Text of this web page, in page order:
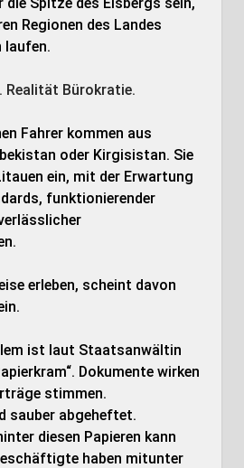
Regionen des Landes
laufen.
Realität Bürokratie.
Fahrer kommen aus
oder Kirgisistan. Sie
ein, mit der Erwartung
funktionierender
erleben, scheint davon
ist laut Staatsanwältin
Dokumente wirken
stimmen.
sauber abgeheftet.
diesen Papieren kann
haben mitunter